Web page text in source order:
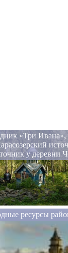
«Три Ивана»,
у деревни
ресурсы